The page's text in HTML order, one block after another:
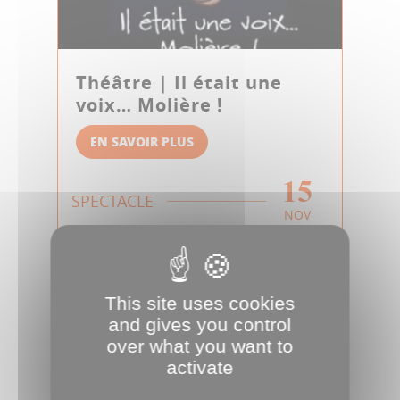
Théâtre | Il était une
voix… Molière !
EN SAVOIR PLUS
SPECTACLE 15
NOV
This site uses cookies
and gives you control
over what you want to
activate